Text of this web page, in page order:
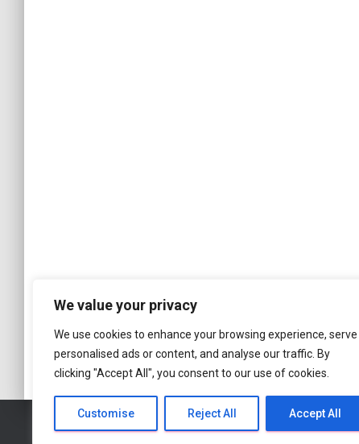
We value your privacy
We use cookies to enhance your browsing experience, serve
personalised ads or content, and analyse our traffic. By
clicking "Accept All", you consent to our use of cookies.
Customise Reject All Accept All